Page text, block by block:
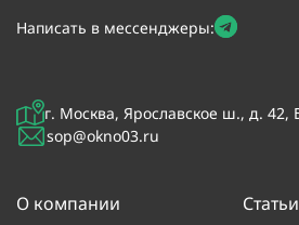
г. Москва, Ярославское ш., д.
sop@okno03.ru
О компании Статьи
Написать в мессенджеры: